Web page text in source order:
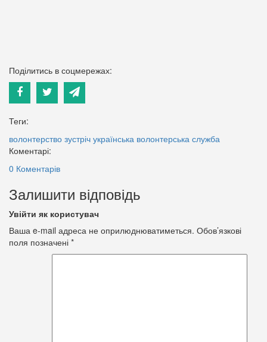
Поділитись в соцмережах:
Теги:
волонтерство зустріч українська волонтерська служба
Коментарі:
0 Коментарів
Залишити відповідь
Увійти як користувач
Ваша e-mail адреса не оприлюднюватиметься. Обов’язкові
поля позначені *